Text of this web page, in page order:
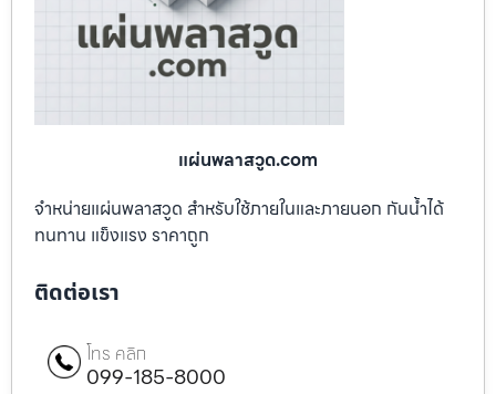
แผ่นพลาสวูด.com
จำหน่ายแผ่นพลาสวูด สำหรับใช้ภายในและภายนอก กันน้ำได้
ทนทาน แข็งแรง ราคาถูก
ติดต่อเรา
โทร คลิก
099-185-8000